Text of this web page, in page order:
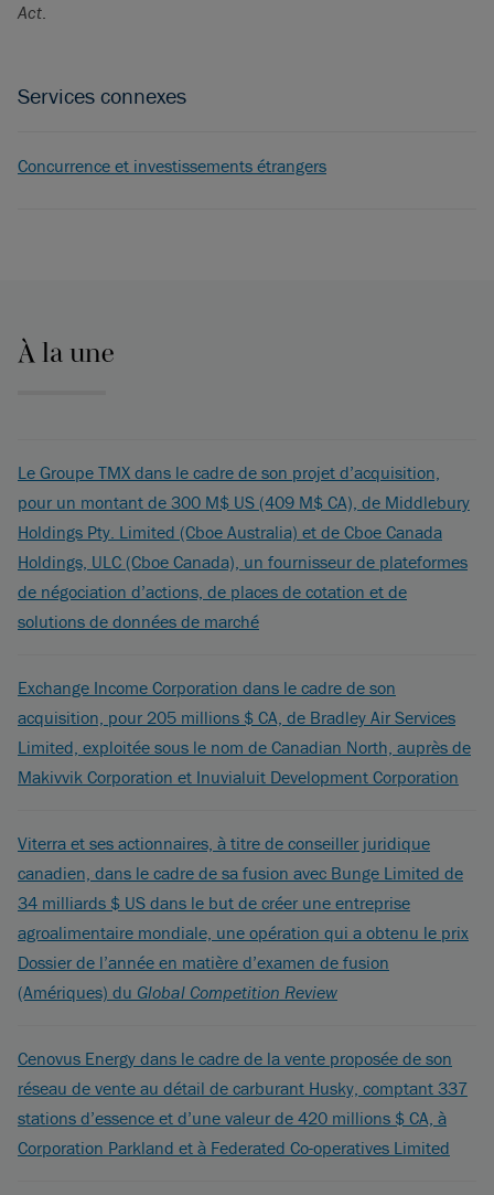
Act.
Services connexes
Concurrence et investissements étrangers
À la une
Le Groupe TMX dans le cadre de son projet d’acquisition,
pour un montant de 300 M$ US (409 M$ CA), de Middlebury
Holdings Pty. Limited (Cboe Australia) et de Cboe Canada
Holdings, ULC (Cboe Canada), un fournisseur de plateformes
de négociation d’actions, de places de cotation et de
solutions de données de marché
Exchange Income Corporation dans le cadre de son
acquisition, pour 205 millions $ CA, de Bradley Air Services
Limited, exploitée sous le nom de Canadian North, auprès de
Makivvik Corporation et Inuvialuit Development Corporation
Viterra et ses actionnaires, à titre de conseiller juridique
canadien, dans le cadre de sa fusion avec Bunge Limited de
34 milliards $ US dans le but de créer une entreprise
agroalimentaire mondiale, une opération qui a obtenu le prix
Dossier de l’année en matière d’examen de fusion
(Amériques) du Global Competition Review
Cenovus Energy dans le cadre de la vente proposée de son
réseau de vente au détail de carburant Husky, comptant 337
stations d’essence et d’une valeur de 420 millions $ CA, à
Corporation Parkland et à Federated Co-operatives Limited